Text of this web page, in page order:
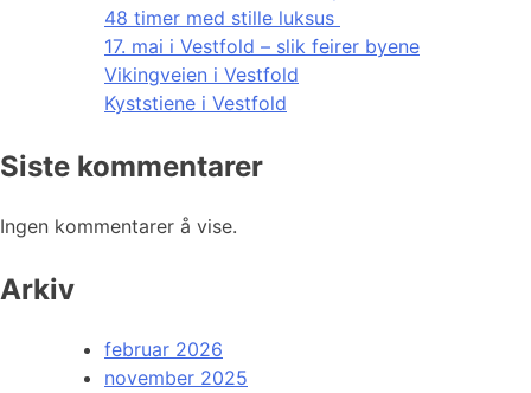
48 timer med stille luksus
17. mai i Vestfold – slik feirer byene
Vikingveien i Vestfold
Kyststiene i Vestfold
Siste kommentarer
Ingen kommentarer å vise.
Arkiv
februar 2026
november 2025